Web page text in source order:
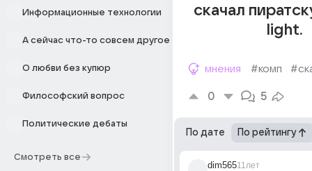
Информационные технологии
А сейчас что-то совсем другое
О любви без купюр
Философский вопрос
Политические дебаты
Смотреть все
скачал
light.
мнения #комп
0 5
По дате По рейтингу
dim56511лет